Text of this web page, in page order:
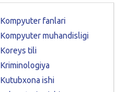
Kompyuter fanlari
Kompyuter muhandisligi
Koreys tili
Kriminologiya
Kutubxona ishi